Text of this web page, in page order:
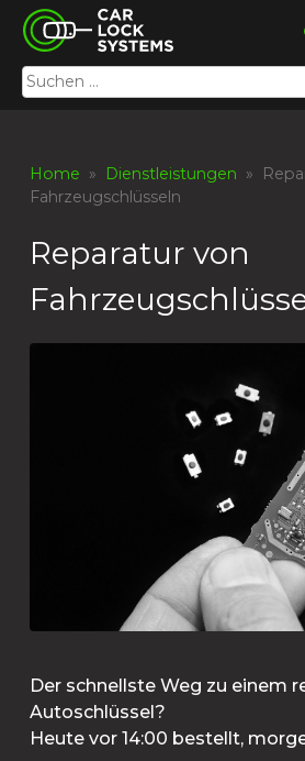
Skip
content
Car Lock Systems
Car Lock Systems
Suchen
nach:
Home » Dienstleistungen »
Fahrzeugschlüsseln
Reparatur von
Der schnellste Weg zu einem
Autoschlüssel?
Heute vor 14:00 bestellt,